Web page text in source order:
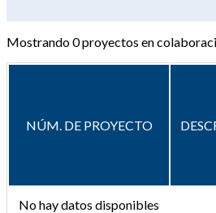
Mostrando0proyectos en
NÚM. DE PROYECTO
No hay datos disponibles